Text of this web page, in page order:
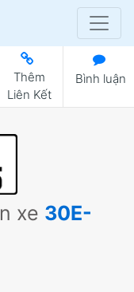
Thêm
Liên Kết
Bình luận
xe 30E-